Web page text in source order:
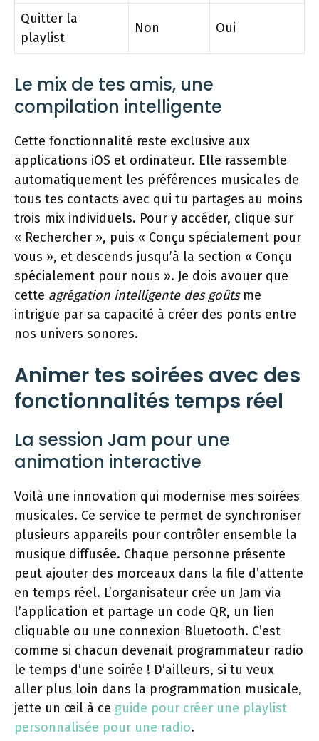
Quitter la
playlist
Non Oui
Le mix de tes amis, une
compilation intelligente
Cette fonctionnalité reste exclusive aux
applications iOS et ordinateur. Elle rassemble
automatiquement les préférences musicales de
tous tes contacts avec qui tu partages au moins
trois mix individuels. Pour y accéder, clique sur
« Rechercher », puis « Conçu spécialement pour
vous », et descends jusqu’à la section « Conçu
spécialement pour nous ». Je dois avouer que
cette agrégation intelligente des goûtsme
intrigue par sa capacité à créer des ponts entre
nos univers sonores.
Animer tes soirées avec des
fonctionnalités temps réel
La session Jam pour une
animation interactive
Voilà une innovation qui modernise mes soirées
musicales. Ce service te permet de synchroniser
plusieurs appareils pour contrôler ensemble la
musique diffusée. Chaque personne présente
peut ajouter des morceaux dans la file d’attente
en temps réel. L’organisateur crée un Jam via
l’application et partage un code QR, un lien
cliquable ou une connexion Bluetooth. C’est
comme si chacun devenait programmateur radio
le temps d’une soirée ! D’ailleurs, si tu veux
aller plus loin dans la programmation musicale,
jette un œil à ce guide pour créer une playlist
personnalisée pour une radio.